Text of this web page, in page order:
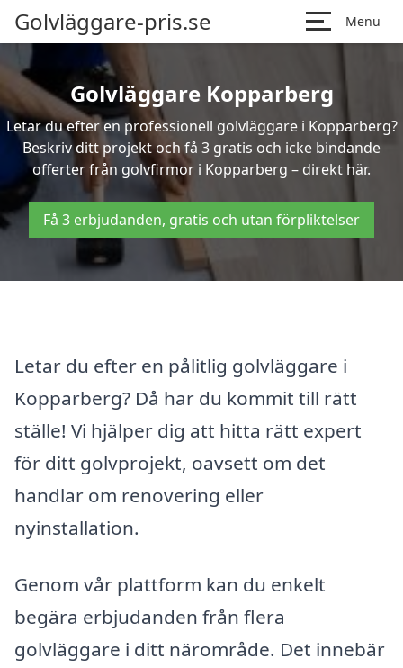
Golvläggare-pris.se Menu
Golvläggare Kopparberg
Letar du efter en professionell golvläggare i Kopparberg?
Beskriv ditt projekt och få 3 gratis och icke bindande
offerter från golvfirmor i Kopparberg – direkt här.
Få 3 erbjudanden, gratis och utan förpliktelser
Letar du efter en pålitlig golvläggare i
Kopparberg? Då har du kommit till rätt
ställe! Vi hjälper dig att hitta rätt expert
för ditt golvprojekt, oavsett om det
handlar om renovering eller
nyinstallation.
Genom vår plattform kan du enkelt
begära erbjudanden från flera
golvläggare i ditt närområde. Det innebär